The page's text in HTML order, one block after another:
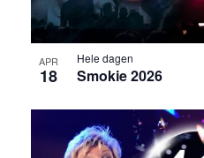
APR
18
Hele dagen
Smokie 2026